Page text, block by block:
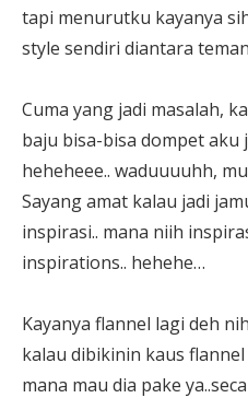
tapi menurutku kayanya
style sendiri diantara
Cuma yang jadi masalah,
baju bisa-bisa dompet aku
heheheee.. waduuuuhh,
Sayang amat kalau jadi
inspirasi.. mana niih
inspirations.. hehehe…
Kayanya flannel lagi deh
kalau dibikinin kaus
mana mau dia pake